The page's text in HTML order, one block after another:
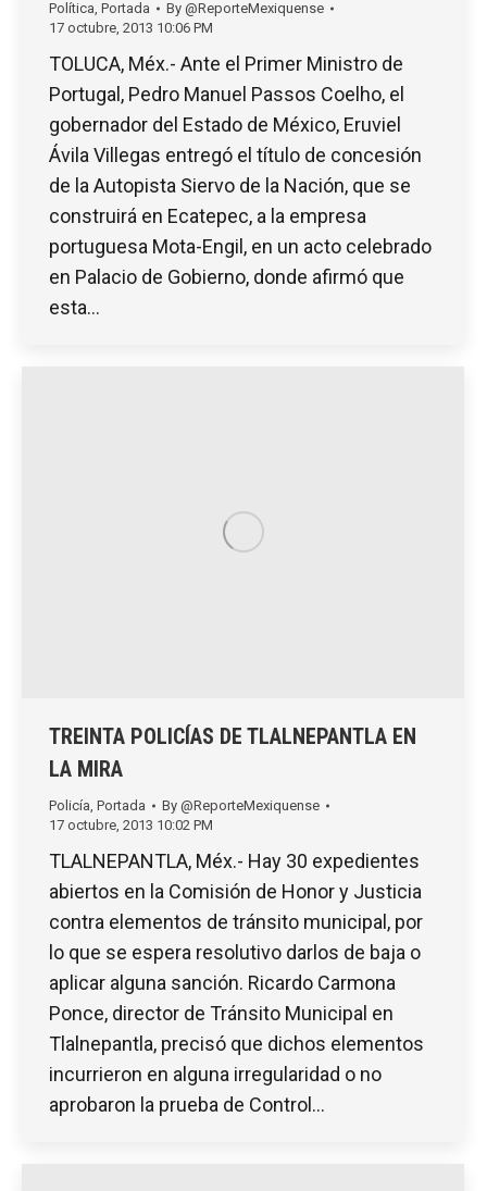
Política Portada By @ReporteMexiquense
17 octubre, 2013 10:06 PM
TOLUCA, Méx.- Ante el Primer Ministro de
Portugal, Pedro Manuel Passos Coelho, el
gobernador del Estado de México, Eruviel
Ávila Villegas entregó el título de concesión
de la Autopista Siervo de la Nación, que se
construirá en Ecatepec, a la empresa
portuguesa Mota-Engil, en un acto celebrado
en Palacio de Gobierno, donde afirmó que
esta…
TREINTA POLICÍAS DE TLALNEPANTLA EN
LA MIRA
Policía Portada By @ReporteMexiquense
17 octubre, 2013 10:02 PM
TLALNEPANTLA, Méx.- Hay 30 expedientes
abiertos en la Comisión de Honor y Justicia
contra elementos de tránsito municipal, por
lo que se espera resolutivo darlos de baja o
aplicar alguna sanción. Ricardo Carmona
Ponce, director de Tránsito Municipal en
Tlalnepantla, precisó que dichos elementos
incurrieron en alguna irregularidad o no
aprobaron la prueba de Control…